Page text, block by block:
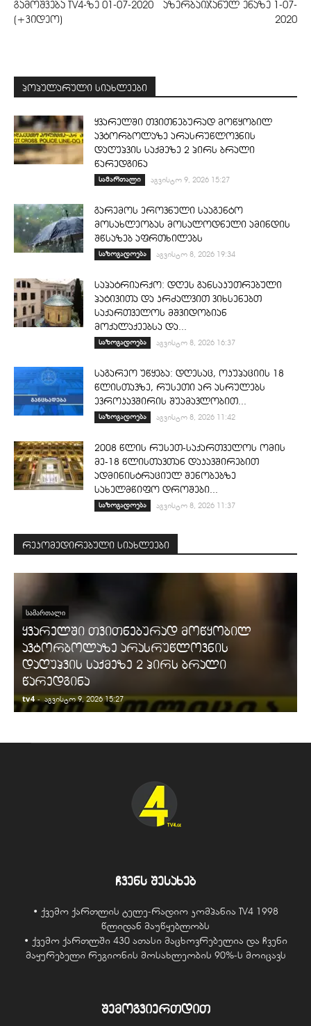
გამოშვება TV4-ზე 01-07-2020
(+ვიდეო)
აზერბაიჯანულ ენაზე 1-07-
2020
პოპულარული სიახლეები
ყვარელში თვითნებურად მოწყობილ
ავტორბოლაზე არასრუწლოვნის
დაღუპვის საქმეზე 2 პირს ბრალი
წარედგინა
სამართალი აგვისტო 9, 2026 15:27
გარემოს ეროვნული სააგენტო
მოსახლეობას მოსალოდნელი ამინდის
შწსაზებ აფრთხილებს
საზოგადოება აგვისტო 8, 2026 19:34
საპატრიარქო: დღეს განსაკუთრებული
პატივითა და კრძალვით ვიხსენებთ
საქართველოს მშვიდობიან
მოქალაქეებსა და...
საზოგადოება აგვისტო 8, 2026 16:37
საგარეო უწყება: დღესაც, ოკუპაციის 18
წლისთავზე, რუსეთი არ ასრულებს
ევროკავშირის შუამავლობით...
საზოგადოება აგვისტო 8, 2026 11:42
2008 წლის რუსეთ-საქართველოს ომის
მე-18 წლისთავთან დაკავშირებით
ადმინისტრაციულ შენობებზე
სახელმწიფო დროშები...
საზოგადოება აგვისტო 8, 2026 11:37
რეკომედირებული სიახლეები
ᲡᲐᲛᲐᲠᲗᲐᲚᲘ
ყვარელში თვითნებურად მოწყობილ
ავტორბოლაზე არასრუწლოვნის
დაღუპვის საქმეზე 2 პირს ბრალი
წარედგინა
tv4 - აგვისტო 9, 2026 15:27
ჩვენს შესახებ
• ქვემო ქართლის ტელე-რადიო კომპანია TV4 1998
წლიდან მაუწყებლობს
• ქვემო ქართლში 430 ათასი მაცხოვრებელია და ჩვენი
მაყურებელი რეგიონის მოსახლეობის 90%-ს მოიცავს
შემოგვიერთდით